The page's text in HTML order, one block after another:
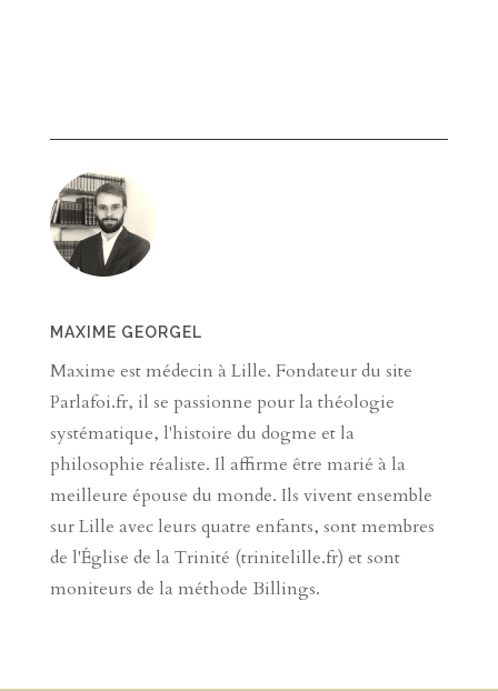
MAXIME GEORGEL
Maxime est médecin à Lille. Fondateur du site
Parlafoi.fr, il se passionne pour la théologie
systématique, l'histoire du dogme et la
philosophie réaliste. Il affirme être marié à la
meilleure épouse du monde. Ils vivent ensemble
sur Lille avec leurs quatre enfants, sont membres
de l'Église de la Trinité (trinitelille.fr) et sont
moniteurs de la méthode Billings.